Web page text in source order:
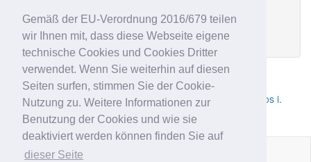
Gemäß der EU-Verordnung 2016/679 teilen
wir Ihnen mit, dass diese Webseite eigene
technische Cookies und Cookies Dritter
verwendet. Wenn Sie weiterhin auf diesen
Seiten surfen, stimmen Sie der Cookie-
Nutzung zu. Weitere Informationen zur
Benutzung der Cookies und wie sie
deaktiviert werden können finden Sie auf
dieser Seite
Alle Angebote des Anbieters
Ähnliche Anzeigen
Ein Zuhause mit Seele – Antikes Bauernhaus in Moos i.
Passeier